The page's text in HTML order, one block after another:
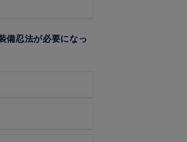
備忍法が必要になっ